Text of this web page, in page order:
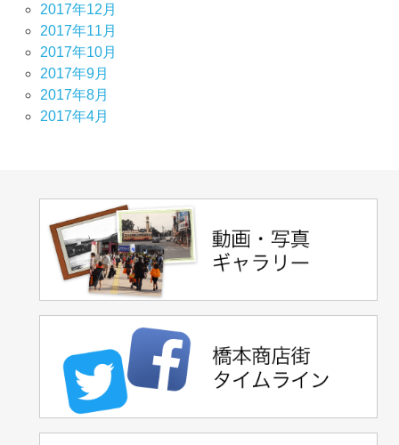
2017年12月
2017年11月
2017年10月
2017年9月
2017年8月
2017年4月